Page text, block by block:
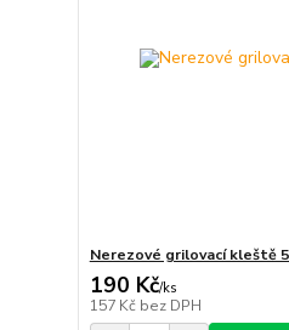
Nerezové grilovací kleště
190 Kč/ks
157 Kč bez DPH